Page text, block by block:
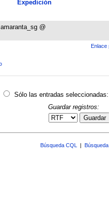
Expedición
@
Enlace
Sólo las entradas seleccionadas:
Guardar registros:
Guardar
Búsqueda CQL